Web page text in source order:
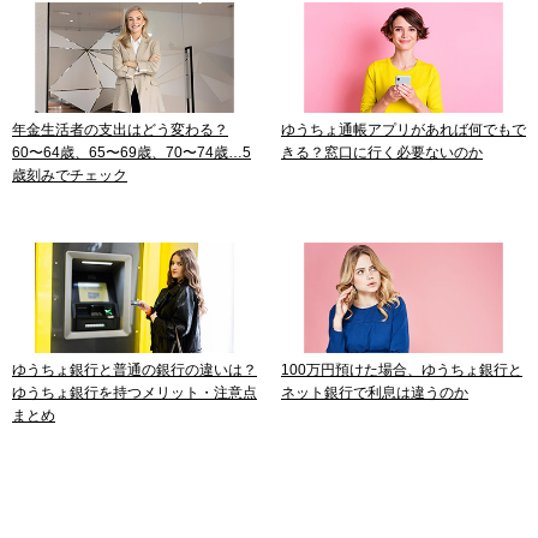
年金生活者の支出はどう変わる？
60〜64歳、65〜69歳、70〜74歳…5
歳刻みでチェック
ゆうちょ通帳アプリがあれば何でもで
きる？窓口に行く必要ないのか
ゆうちょ銀行と普通の銀行の違いは？
ゆうちょ銀行を持つメリット・注意点
まとめ
100万円預けた場合、ゆうちょ銀行と
ネット銀行で利息は違うのか